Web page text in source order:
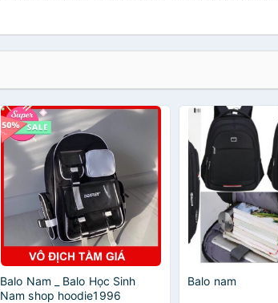
Balo Nam _ Balo Học Sinh
Nam shop hoodie1996
Balo nam